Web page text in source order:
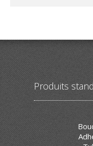
Produits